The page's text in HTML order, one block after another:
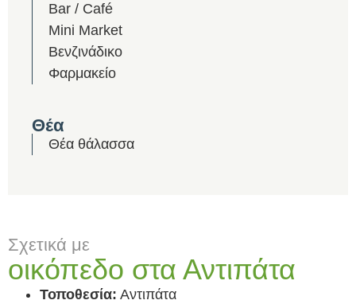
Bar / Café
Mini Market
Βενζινάδικο
Φαρμακείο
Θέα
Θέα θάλασσα
Σχετικά με
οικόπεδο στα Αντιπάτα
Τοποθεσία: Αντιπάτα